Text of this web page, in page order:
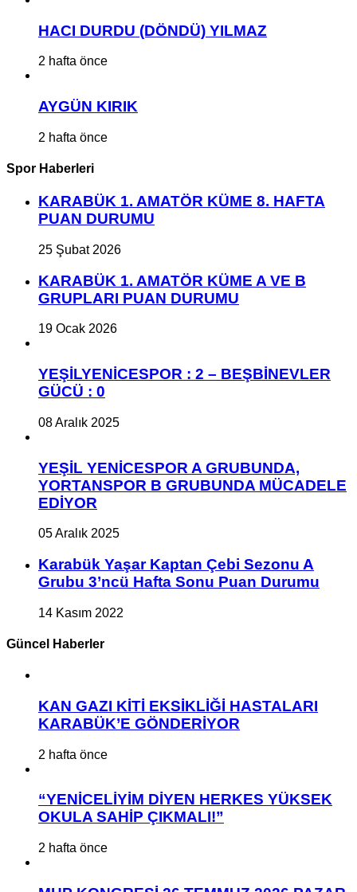
HACI DURDU (DÖNDÜ) YILMAZ
2 hafta önce
AYGÜN KIRIK
2 hafta önce
Spor Haberleri
KARABÜK 1. AMATÖR KÜME 8. HAFTA
PUAN DURUMU
25 Şubat 2026
KARABÜK 1. AMATÖR KÜME A VE B
GRUPLARI PUAN DURUMU
19 Ocak 2026
YEŞİLYENİCESPOR : 2 – BEŞBİNEVLER
GÜCÜ : 0
08 Aralık 2025
YEŞİL YENİCESPOR A GRUBUNDA,
YORTANSPOR B GRUBUNDA MÜCADELE
EDİYOR
05 Aralık 2025
Karabük Yaşar Kaptan Çebi Sezonu A
Grubu 3’ncü Hafta Sonu Puan Durumu
14 Kasım 2022
Güncel Haberler
KAN GAZI KİTİ EKSİKLİĞİ HASTALARI
KARABÜK’E GÖNDERİYOR
2 hafta önce
“YENİCELİYİM DİYEN HERKES YÜKSEK
OKULA SAHİP ÇIKMALI!”
2 hafta önce